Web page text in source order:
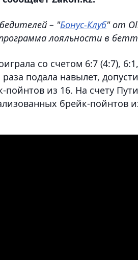
– "Бонус-Клуб" от
лояльности в
со счетом 6:7 (4:7),
раза подала навылет,
пойнтов из 16. На счету
брейк-пойнтов